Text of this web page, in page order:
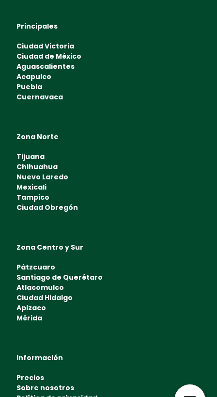
Principales
Ciudad Victoria
Ciudad de México
Aguascalientes
Acapulco
Puebla
Cuernavaca
Zona Norte
Tijuana
Chihuahua
Nuevo Laredo
Mexicali
Tampico
Ciudad Obregón
Zona Centro y Sur
Pátzcuaro
Santiago de Querétaro
Atlacomulco
Ciudad Hidalgo
Apizaco
Mérida
Información
Precios
Sobre nosotros